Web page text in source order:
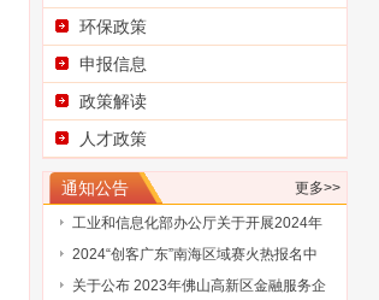
环保政策
申报信息
政策解读
人才政策
更多>>
通知公告
广东省科学技术厅关于征集2025浦江创
新论坛—全球技术转移大会参展项目
广东省科学技术厅关于组织参加2025中
业家智库成员（第三批）名单的通告
工业和信息化部办公厅关于开展2024年
工业废水循环利用典型案例征集工作的
通知
2024“创客广东”南海区域赛火热报名中
关于公布 2023年佛山高新区金融服务企
业大赛评选结果的通知
陈新文任佛山市人民政府副市长